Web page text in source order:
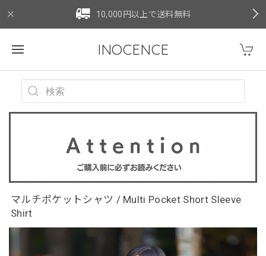
10,000円以上で送料無料
INOCENCE
マルチポケットシャツ / Multi Pocket Short Sleeve
Shirt